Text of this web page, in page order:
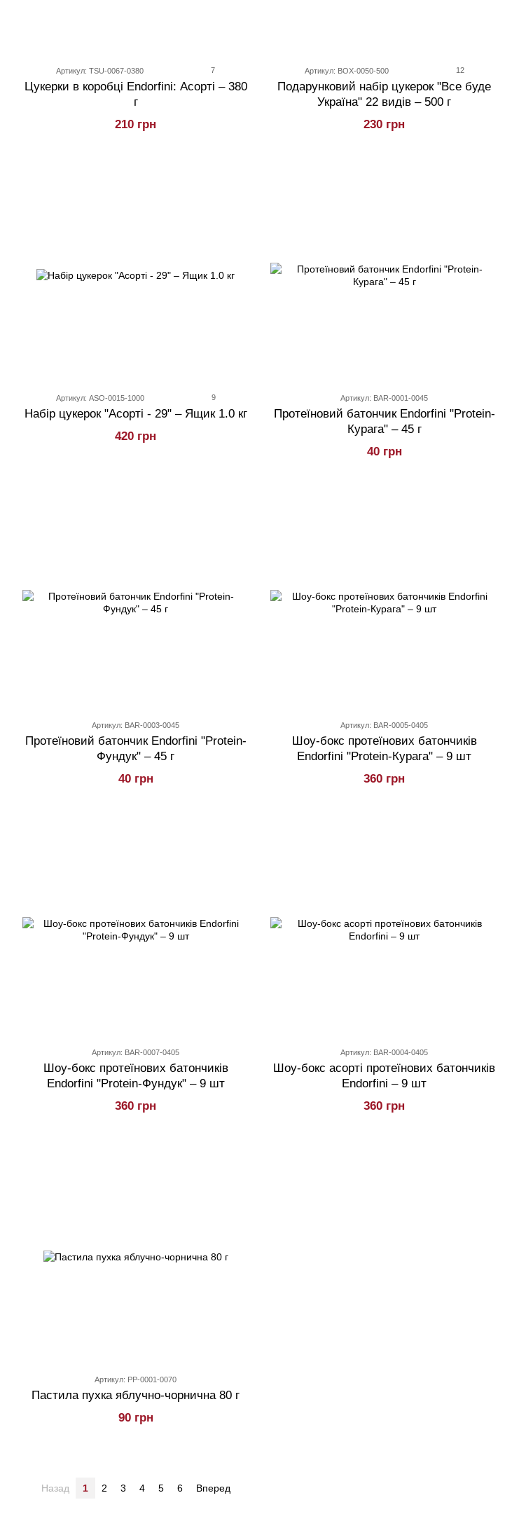
Артикул: TSU-0067-0380 7
Цукерки в коробці Endorfini: Асорті – 380
г
210 грн
Артикул: BOX-0050-500 12
Подарунковий набір цукерок "Все буде
Україна" 22 видів – 500 г
230 грн
Артикул: ASO-0015-1000 9
Набiр цукерок "Асорті - 29" – Ящик 1.0 кг
420 грн
Артикул: BAR-0001-0045
Протеїновий батончик Endorfini "Protein-
Курага" – 45 г
40 грн
Артикул: BAR-0003-0045
Протеїновий батончик Endorfini "Protein-
Фундук" – 45 г
40 грн
Артикул: BAR-0005-0405
Шоу-бокс протеїнових батончиків
Endorfini "Protein-Курага" – 9 шт
360 грн
Артикул: BAR-0007-0405
Шоу-бокс протеїнових батончиків
Endorfini "Protein-Фундук" – 9 шт
360 грн
Артикул: BAR-0004-0405
Шоу-бокс асорті протеїнових батончиків
Endorfini – 9 шт
360 грн
Артикул: PP-0001-0070
Пастила пухка яблучно-чорнична 80 г
90 грн
Назад 1 2 3 4 5 6 Вперед